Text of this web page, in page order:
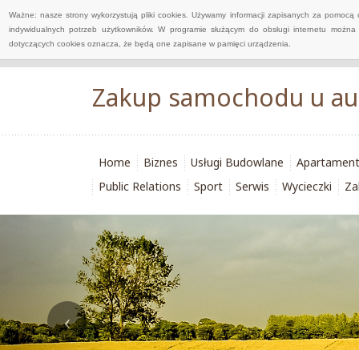
Ważne: nasze strony wykorzystują pliki cookies. Używamy informacji zapisanych za
indywidualnych potrzeb użytkowników. W programie służącym do obsługi internetu
dotyczących cookies oznacza, że będą one zapisane w pamięci urządzenia.
Zakup samochodu u
Home Biznes Usługi Budowlane
Public Relations
Sport Serwis Wycieczki